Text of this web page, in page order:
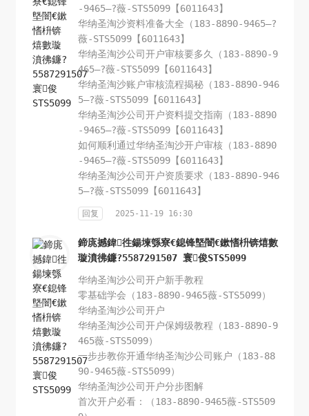
-9465—?薇-STS5099【6011643】
华纳圣淘沙资料准备大全（183-8890-9465—?
薇-STS5099【6011643】
华纳圣淘沙公司开户审核要多久（183-8890-9
465—?薇-STS5099【6011643】
华纳圣淘沙账户审核流程揭秘（183-8890-946
5—?薇-STS5099【6011643】
华纳圣淘沙公司开户资料提交指南（183-8890
-9465—?薇-STS5099【6011643】
如何顺利通过华纳圣淘沙开户审核（183-8890
-9465—?薇-STS5099【6011643】
华纳圣淘沙公司开户资质要求（183-8890-946
5—?薇-STS5099【6011643】
回复 2025-11-19 16:30
鍗庣撼鍏徃鍚堜綔寮€鎴锋墍闇€鏉愭枡锛熺數
璇濆彿鐮?5587291507 寰俊STS5099
华纳圣淘沙公司开户新手教程
零基础学会（183-8890-9465薇-STS5099）
华纳圣淘沙公司开户
华纳圣淘沙公司开户保姆级教程（183-8890-9
465薇-STS5099）
一步步教你开通华纳圣淘沙公司账户（183-88
90-9465薇-STS5099）
华纳圣淘沙公司开户分步图解
首次开户必看：（183-8890-9465薇-STS509